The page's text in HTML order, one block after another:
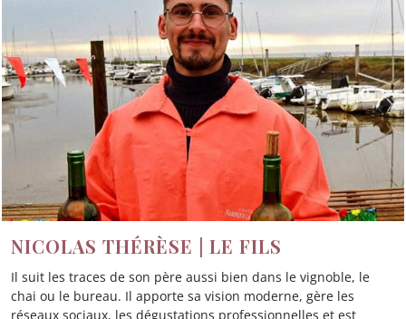
NICOLAS THÉRÈSE | LE FILS
Il suit les traces de son père aussi bien dans le vignoble, le
chai ou le bureau. Il apporte sa vision moderne, gère les
réseaux sociaux, les dégustations professionnelles et est